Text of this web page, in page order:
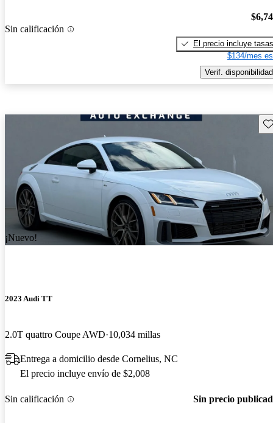
Sin calificación
El precio incluye tasas
$134/mes
Verif. disponibilidad
¡Nuevo!
2023 Audi TT
2.0T quattro Coupe AWD 10,034 millas
Entrega a domicilio desde Cornelius, NC
El precio incluye envío de $2,008
Sin calificación Sin precio